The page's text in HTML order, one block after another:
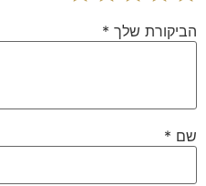
הביקורת שלך *
שם *